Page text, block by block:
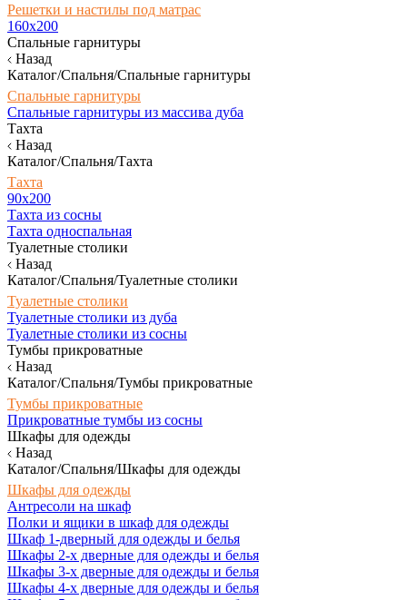
Решетки и настилы под матрас
160х200
Спальные гарнитуры
Назад
Каталог/Спальня/Спальные гарнитуры
Спальные гарнитуры
Спальные гарнитуры из массива дуба
Тахта
Назад
Каталог/Спальня/Тахта
Тахта
90х200
Тахта из сосны
Тахта односпальная
Туалетные столики
Назад
Каталог/Спальня/Туалетные столики
Туалетные столики
Туалетные столики из дуба
Туалетные столики из сосны
Тумбы прикроватные
Назад
Каталог/Спальня/Тумбы прикроватные
Тумбы прикроватные
Прикроватные тумбы из сосны
Шкафы для одежды
Назад
Каталог/Спальня/Шкафы для одежды
Шкафы для одежды
Антресоли на шкаф
Полки и ящики в шкаф для одежды
Шкаф 1-дверный для одежды и белья
Шкафы 2-х дверные для одежды и белья
Шкафы 3-х дверные для одежды и белья
Шкафы 4-х дверные для одежды и белья